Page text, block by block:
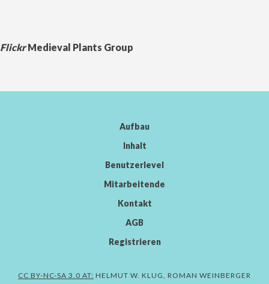
FlickrMedieval Plants Group
Aufbau
Inhalt
Benutzerlevel
Mitarbeitende
Kontakt
AGB
Registrieren
CC BY-NC-SA 3.0 AT: HELMUT W. KLUG, ROMAN WEINBERGER